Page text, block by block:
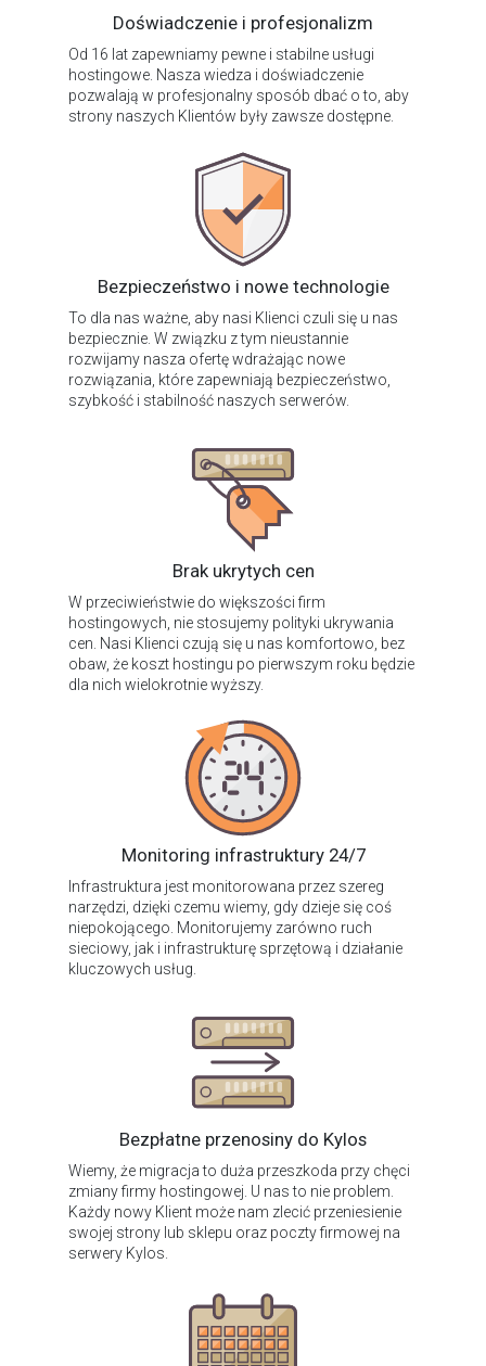
Doświadczenie i profesjonalizm
Od 16 lat zapewniamy pewne i stabilne usługi
hostingowe. Nasza wiedza i doświadczenie
pozwalają w profesjonalny sposób dbać o to, aby
strony naszych Klientów były zawsze dostępne.
Bezpieczeństwo i nowe technologie
To dla nas ważne, aby nasi Klienci czuli się u nas
bezpiecznie. W związku z tym nieustannie
rozwijamy nasza ofertę wdrażając nowe
rozwiązania, które zapewniają bezpieczeństwo,
szybkość i stabilność naszych serwerów.
Brak ukrytych cen
W przeciwieństwie do większości firm
hostingowych, nie stosujemy polityki ukrywania
cen. Nasi Klienci czują się u nas komfortowo, bez
obaw, że koszt hostingu po pierwszym roku będzie
dla nich wielokrotnie wyższy.
Monitoring infrastruktury 24/7
Infrastruktura jest monitorowana przez szereg
narzędzi, dzięki czemu wiemy, gdy dzieje się coś
niepokojącego. Monitorujemy zarówno ruch
sieciowy, jak i infrastrukturę sprzętową i działanie
kluczowych usług.
Bezpłatne przenosiny do Kylos
Wiemy, że migracja to duża przeszkoda przy chęci
zmiany firmy hostingowej. U nas to nie problem.
Każdy nowy Klient może nam zlecić przeniesienie
swojej strony lub sklepu oraz poczty firmowej na
serwery Kylos.